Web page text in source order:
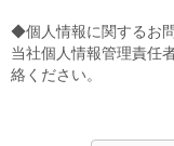
◆個人情報に関するお
当社個人情報管理責任
絡ください。